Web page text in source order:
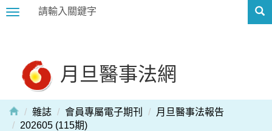
Toggle
月旦醫事法網
雜誌 會員專屬電子期刊
月旦醫事法報告
202605 (115期)